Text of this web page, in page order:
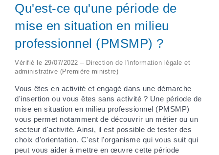
Qu'est-ce qu'une période de
mise en situation en milieu
professionnel (PMSMP) ?
Vérifié le 29/07/2022 – Direction de l'information légale et
administrative (Première ministre)
Vous êtes en activité et engagé dans une démarche
d'insertion ou vous êtes sans activité ? Une période de
mise en situation en milieu professionnel (PMSMP)
vous permet notamment de découvrir un métier ou un
secteur d'activité. Ainsi, il est possible de tester des
choix d'orientation. C'est l'organisme qui vous suit qui
peut vous aider à mettre en œuvre cette période